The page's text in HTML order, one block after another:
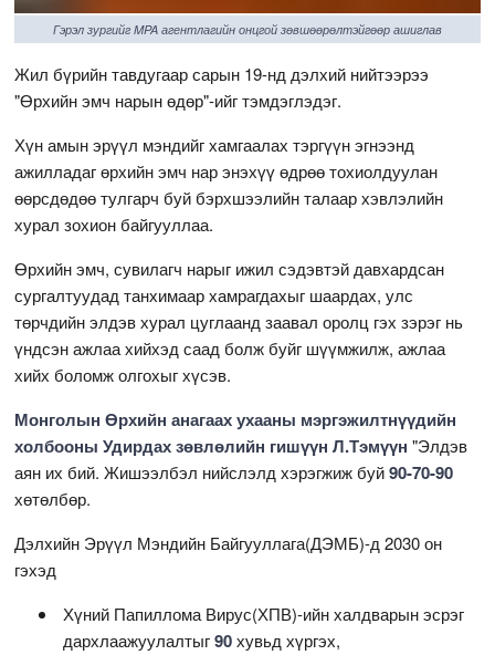
Гэрэл зургийг MPA агентлагийн онцгой зөвшөөрөлтэйгөөр ашиглав
Жил бүрийн тавдугаар сарын 19-нд дэлхий нийтээрээ
"Өрхийн эмч нарын өдөр"-ийг тэмдэглэдэг.
Хүн амын эрүүл мэндийг хамгаалах тэргүүн эгнээнд
ажилладаг өрхийн эмч нар энэхүү өдрөө тохиолдуулан
өөрсдөдөө тулгарч буй бэрхшээлийн талаар хэвлэлийн
хурал зохион байгууллаа.
Өрхийн эмч, сувилагч нарыг ижил сэдэвтэй давхардсан
сургалтуудад танхимаар хамрагдахыг шаардах, улс
төрчдийн элдэв хурал цуглаанд заавал оролц гэх зэрэг нь
үндсэн ажлаа хийхэд саад болж буйг шүүмжилж, ажлаа
хийх боломж олгохыг хүсэв.
Монголын Өрхийн анагаах ухааны мэргэжилтнүүдийн
холбооны Удирдах зөвлөлийн гишүүн Л.Тэмүүн "Элдэв
аян их бий. Жишээлбэл нийслэлд хэрэгжиж буй90-70-90
хөтөлбөр.
Дэлхийн Эрүүл Мэндийн Байгууллага(ДЭМБ)-д 2030 он
гэхэд
Хүний Папиллома Вирус(ХПВ)-ийн халдварын эсрэг
дархлаажуулалтыг90хувьд хүргэх,